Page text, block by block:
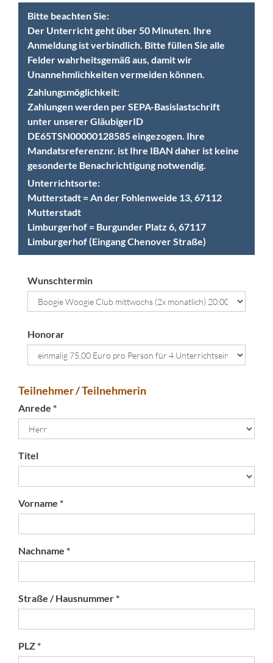
Bitte beachten Sie:
Der Unterricht geht über 50 Minuten. Ihre
Anmeldung ist verbindlich. Bitte füllen Sie alle
Felder wahrheitsgemäß aus, damit wir
Unannehmlichkeiten vermeiden können.
Zahlungsmöglichkeit:
Zahlungen werden per SEPA-Basislastschrift
unter unserer GläubigerID
DE65TSN00000128585 eingezogen. Ihre
Mandatsreferenznr. ist Ihre IBAN daher ist keine
gesonderte Benachrichtigung notwendig.
Unterrichtsorte:
Mutterstadt = An der Fohlenweide 13, 67112
Mutterstadt
Limburgerhof = Burgunder Platz 6, 67117
Limburgerhof (Eingang Chenover Straße)
Wunschtermin
Honorar
Teilnehmer / Teilnehmerin
Anrede *
Titel
Vorname *
Nachname *
Straße / Hausnummer *
PLZ *